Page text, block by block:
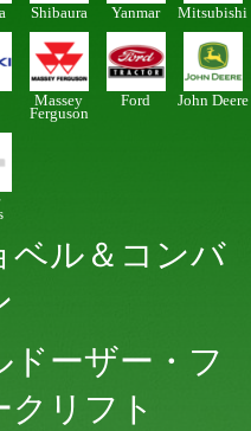
Shibaura Yanmar Mitsubishi
Massey
Ferguson
Ford John Deere
ベル＆コンバ
ドーザー・フ
クリフト